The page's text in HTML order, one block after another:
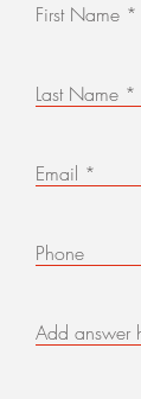
First Name
Last Name
Email
Phone
Add answer